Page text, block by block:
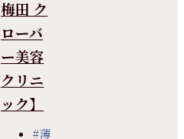
梅田 ク
ローバ
ー美容
クリニ
ック】
#薄